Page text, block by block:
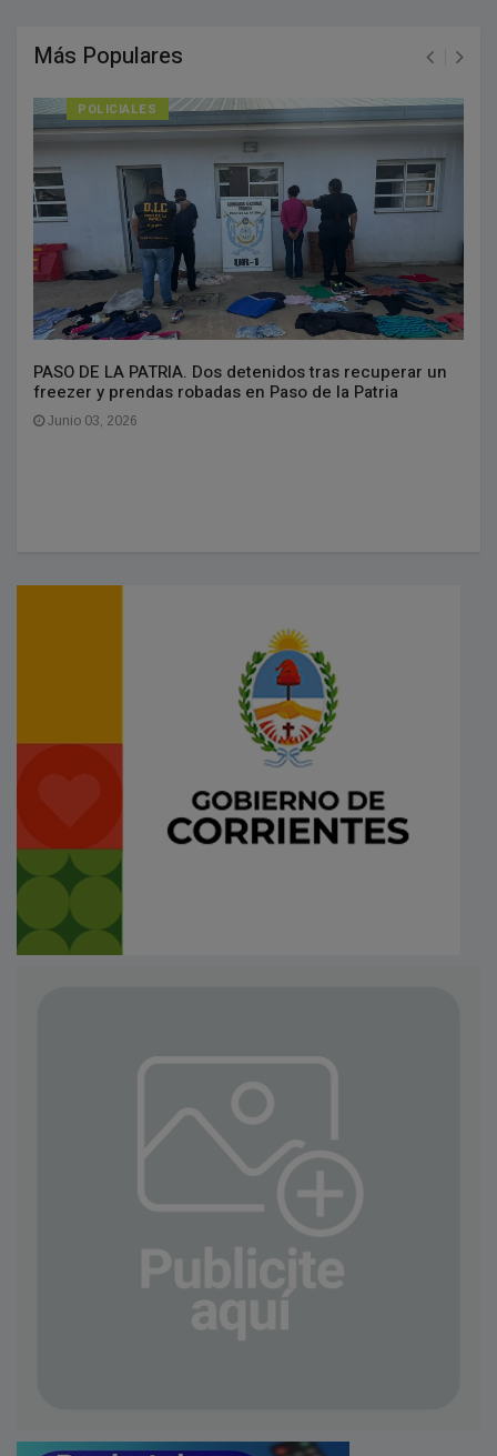
Más Populares
POLICIALES
PASO DE LA PATRIA. Dos detenidos tras recuperar un
freezer y prendas robadas en Paso de la Patria
Junio 03, 2026